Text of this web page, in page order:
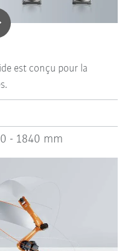
est conçu pour la
- 1840 mm